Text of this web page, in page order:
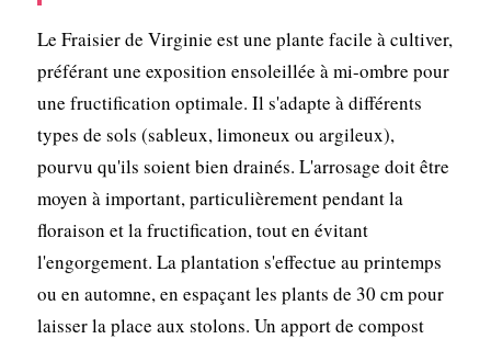
Le Fraisier de Virginie est une plante facile à cultiver,
préférant une exposition ensoleillée à mi-ombre pour
une fructification optimale. Il s'adapte à différents
types de sols (sableux, limoneux ou argileux),
pourvu qu'ils soient bien drainés. L'arrosage doit être
moyen à important, particulièrement pendant la
floraison et la fructification, tout en évitant
l'engorgement. La plantation s'effectue au printemps
ou en automne, en espaçant les plants de 30 cm pour
laisser la place aux stolons. Un apport de compost